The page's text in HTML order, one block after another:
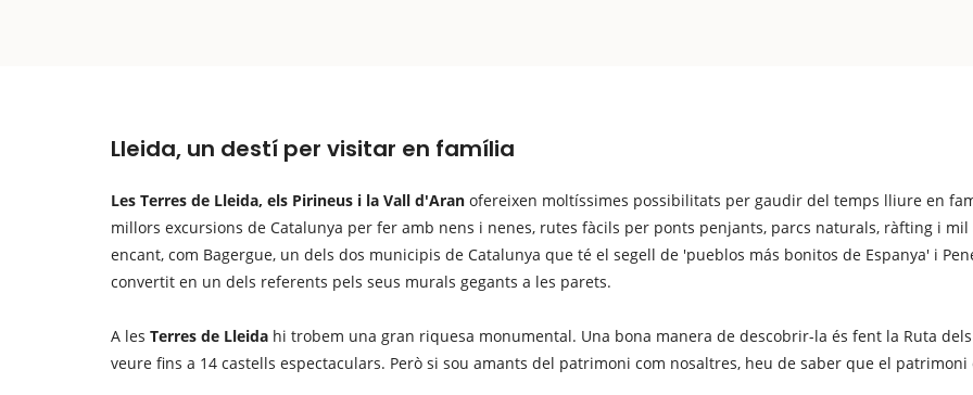
Lleida, un destí per visitar en família
Les Terres de Lleida, els Pirineus i la Vall d'Aran ofereixen moltíssimes possibilitats per gaudir del temps lliure en
millors excursions de Catalunya per fer amb nens i nenes, rutes fàcils per ponts penjants, parcs naturals, ràfting i
encant, com Bagergue, un dels dos municipis de Catalunya que té el segell de 'pueblos más bonitos de Espanya' i
convertit en un dels referents pels seus murals gegants a les parets.
A les Terres de Lleida hi trobem una gran riquesa monumental. Una bona manera de descobrir-la és fent la Ruta
veure fins a 14 castells espectaculars. Però si sou amants del patrimoni com nosaltres, heu de saber que el